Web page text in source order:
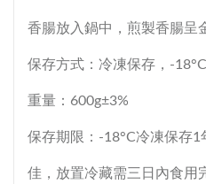
香腸放入鍋中，煎製香腸呈
保存方式：冷凍保存，-
重量：600g±3%
保存期限：-18°C冷凍保存
佳，放置冷藏需三日內食用